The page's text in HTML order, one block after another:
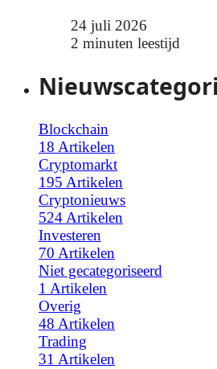
24 juli 2026
2 minuten leestijd
Blockchain
18 Artikelen
Cryptomarkt
195 Artikelen
Cryptonieuws
524 Artikelen
Investeren
70 Artikelen
Niet gecategoriseerd
1 Artikelen
Overig
48 Artikelen
Trading
31 Artikelen